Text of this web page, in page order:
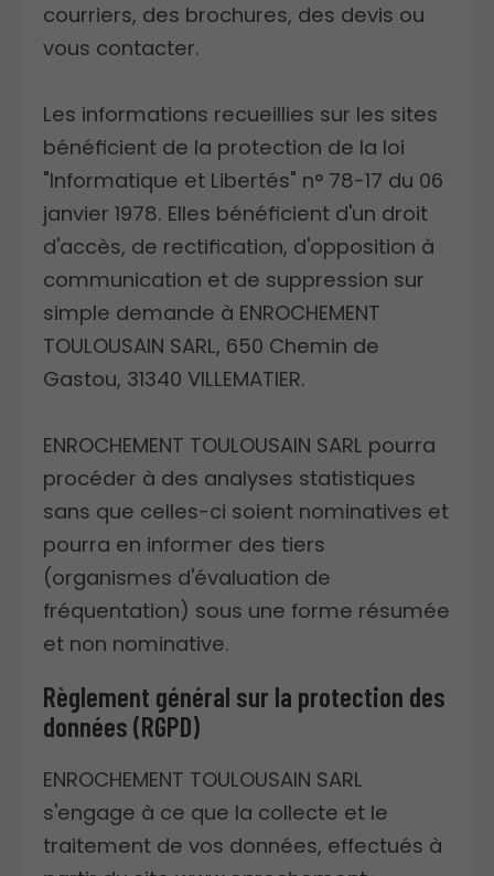
courriers, des brochures, des devis ou
vous contacter.
Les informations recueillies sur les sites
bénéficient de la protection de la loi
"Informatique et Libertés" n° 78-17 du 06
janvier 1978. Elles bénéficient d'un droit
d'accès, de rectification, d'opposition à
communication et de suppression sur
simple demande à ENROCHEMENT
TOULOUSAIN SARL, 650 Chemin de
Gastou, 31340 VILLEMATIER.
ENROCHEMENT TOULOUSAIN SARL pourra
procéder à des analyses statistiques
sans que celles-ci soient nominatives et
pourra en informer des tiers
(organismes d'évaluation de
fréquentation) sous une forme résumée
et non nominative.
Règlement général sur la protection des
données (RGPD)
ENROCHEMENT TOULOUSAIN SARL
s'engage à ce que la collecte et le
traitement de vos données, effectués à